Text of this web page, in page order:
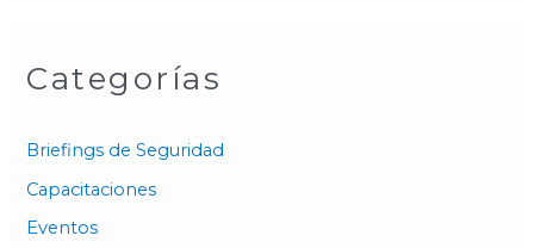
Categorías
Briefings de Seguridad
Capacitaciones
Eventos